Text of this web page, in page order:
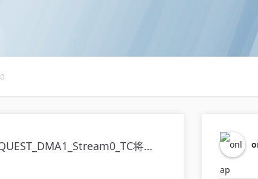
0
STM32H7A3 怎样配置MDMA的硬件触发MDMA_REQUEST_DMA1_Stream0_TC将数据再次转运